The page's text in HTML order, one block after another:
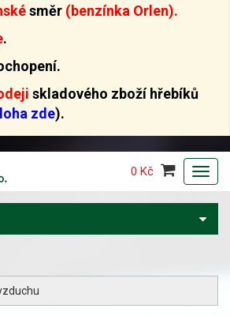
směr (benzínka Orlen).
.
skladového zboží hřebíků
zde).
0 Kč